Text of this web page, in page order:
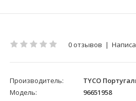
0 отзывов |
Производитель:
TYCO
Модель:
96651958